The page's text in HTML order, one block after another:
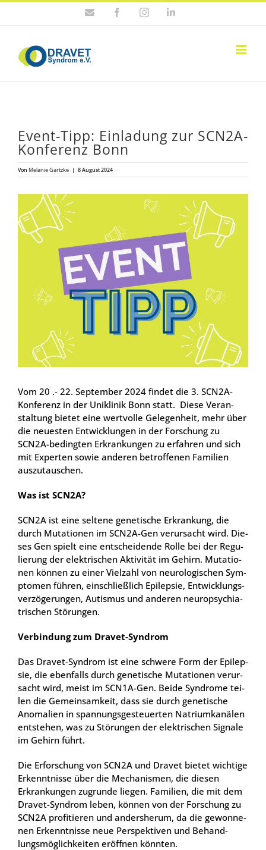
E-
FacebookInstagramLinkedIn
Event-Tipp: Ein­la­dung zur SCN2A-
Kon­fe­renz Bonn
Von Melanie Gartzke | 8 August 2024
Zeige
grösseres
Bild
Vom 20 .- 22. Sep­tem­ber 2024 fin­det die 3. SCN2A-
Kon­fe­renz in der Uni­kli­nik Bonn statt. Die­se Ver­an­
stal­tung bie­tet eine wert­vol­le Gele­gen­heit, mehr über
die neu­es­ten Ent­wick­lun­gen in der For­schung zu
SCN2A-beding­ten Erkran­kun­gen zu erfah­ren und sich
mit Exper­ten sowie ande­ren betrof­fe­nen Fami­li­en
aus­zu­tau­schen.
Was ist SCN2A?
SCN2A ist eine sel­te­ne gene­ti­sche Erkran­kung, die
durch Muta­tio­nen im SCN2A-Gen ver­ur­sacht wird. Die­
ses Gen spielt eine ent­schei­den­de Rol­le bei der Regu­
lie­rung der elek­tri­schen Akti­vi­tät im Gehirn. Muta­tio­
nen kön­nen zu einer Viel­zahl von neu­ro­lo­gi­schen Sym­
pto­men füh­ren, ein­schließ­lich Epi­lep­sie, Ent­wick­lungs­
ver­zö­ge­run­gen, Autis­mus und ande­ren neu­ro­psych­ia­
tri­schen Stö­run­gen.
Ver­bin­dung zum Dra­vet-Syn­drom
Das Dra­vet-Syn­drom ist eine schwe­re Form der Epi­lep­
sie, die eben­falls durch gene­ti­sche Muta­tio­nen ver­ur­
sacht wird, meist im SCN1A-Gen. Bei­de Syn­dro­me tei­
len die Gemein­sam­keit, dass sie durch gene­ti­sche
Anoma­lien in span­nungs­ge­steu­er­ten Natri­um­ka­nä­len
ent­ste­hen, was zu Stö­run­gen der elek­tri­schen Signa­le
im Gehirn führt.
Die Erfor­schung von SCN2A und Dra­vet bie­tet wich­ti­ge
Erkennt­nis­se über die Mecha­nis­men, die die­sen
Erkran­kun­gen zugrun­de lie­gen. Fami­li­en, die mit dem
Dra­vet-Syn­drom leben, kön­nen von der For­schung zu
SCN2A pro­fi­tie­ren und anders­her­um, da die gewon­ne­
nen Erkennt­nis­se neue Per­spek­ti­ven und Behand­
lungs­mög­lich­kei­ten eröff­nen könn­ten.